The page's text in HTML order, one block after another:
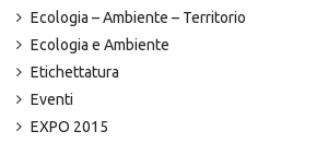
Ecologia – Ambiente – Territorio
Ecologia e Ambiente
Etichettatura
Eventi
EXPO 2015